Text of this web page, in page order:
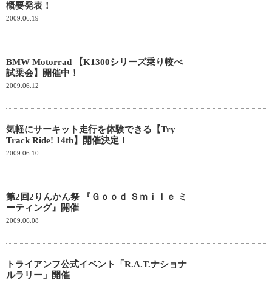
概要発表！
2009.06.19
BMW Motorrad 【K1300シリーズ乗り較べ
試乗会】開催中！
2009.06.12
気軽にサーキット走行を体験できる【Try
Track Ride! 14th】開催決定！
2009.06.10
第2回2りんかん祭 『Ｇｏｏｄ Ｓｍｉｌｅ ミ
ーティング』開催
2009.06.08
トライアンフ公式イベント「R.A.T.ナショナ
ルラリー」開催